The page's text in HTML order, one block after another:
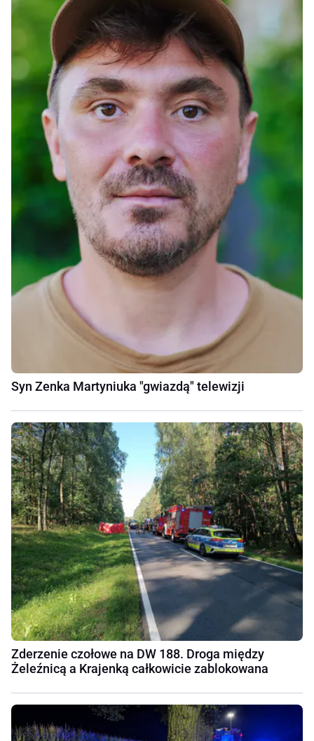
Syn Zenka Martyniuka "gwiazdą" telewizji
Zderzenie czołowe na DW 188. Droga między
Żeleźnicą a Krajenką całkowicie zablokowana